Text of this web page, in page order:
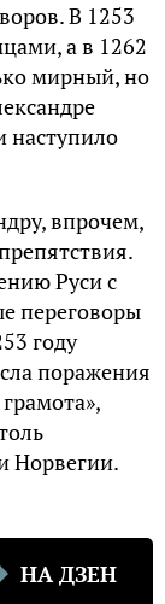
В 1253
а в 1262
мирный, но
наступило
впрочем,
Руси с
переговоры
году
поражения
Норвегии.
НА ДЗЕН